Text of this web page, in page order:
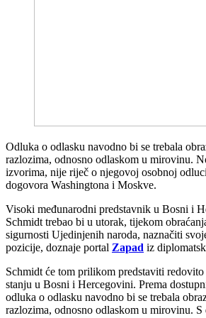
Odluka o odlasku navodno bi se trebala
razlozima, odnosno odlaskom u mirovinu.
izvorima, nije riječ o njegovoj osobnoj
dogovora Washingtona i Moskve.
Visoki međunarodni predstavnik u Bosni i
Schmidt trebao bi u utorak, tijekom
sigurnosti Ujedinjenih naroda, naznačiti
pozicije, doznaje portal Zapad iz
Schmidt će tom prilikom predstaviti
stanju u Bosni i Hercegovini. Prema
odluka o odlasku navodno bi se trebala
razlozima, odnosno odlaskom u mirovinu. S